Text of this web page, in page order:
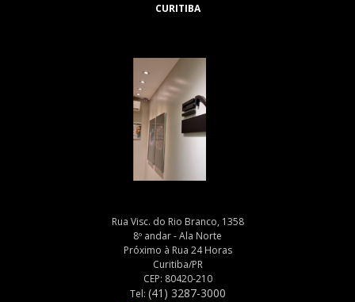
CURITIBA
Rua Visc. do Rio Branco, 1358
8º andar - Ala Norte
Próximo à Rua 24 Horas
Curitiba/PR
CEP: 80420-210
Tel: (41) 3287-3000